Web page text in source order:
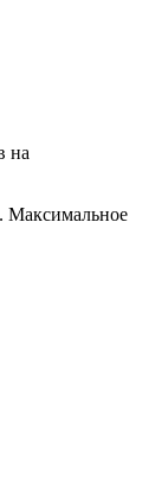
на
Максимальное